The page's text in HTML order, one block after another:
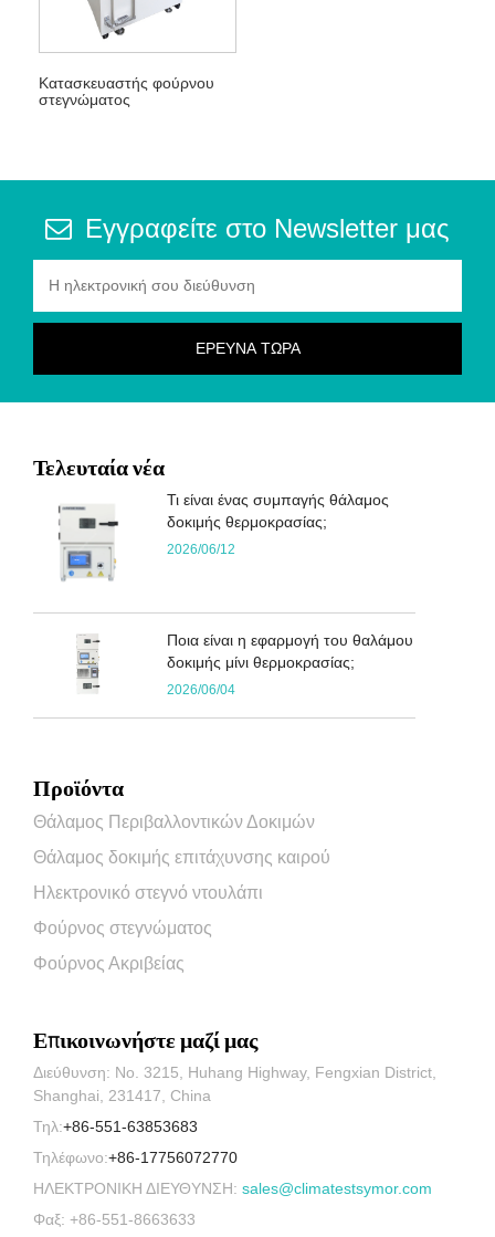
Κατασκευαστής φούρνου
στεγνώματος
Εγγραφείτε στο Newsletter μας
Τελευταία νέα
Τι είναι ένας συμπαγής θάλαμος
δοκιμής θερμοκρασίας;
2026/06/12
Ποια είναι η εφαρμογή του θαλάμου
δοκιμής μίνι θερμοκρασίας;
2026/06/04
Προϊόντα
Θάλαμος Περιβαλλοντικών Δοκιμών
Θάλαμος δοκιμής επιτάχυνσης καιρού
Ηλεκτρονικό στεγνό ντουλάπι
Φούρνος στεγνώματος
Φούρνος Ακριβείας
Επικοινωνήστε μαζί μας
Διεύθυνση: No. 3215, Huhang Highway, Fengxian District,
Shanghai, 231417, China
Τηλ:+86-551-63853683
Τηλέφωνο:+86-17756072770
ΗΛΕΚΤΡΟΝΙΚΗ ΔΙΕΥΘΥΝΣΗ: sales@climatestsymor.com
Φαξ: +86-551-8663633